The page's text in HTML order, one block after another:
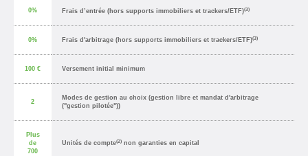
0% Frais d’entrée (hors supports immobiliers et trackers/ETF)(3)
0% Frais d'arbitrage (hors supports immobiliers et trackers/ETF)(3)
100 € Versement initial minimum
2
Modes de gestion au choix (gestion libre et mandat d'arbitrage
("gestion pilotée"))
Plus
de
700
Unités de compte(2) non garanties en capital